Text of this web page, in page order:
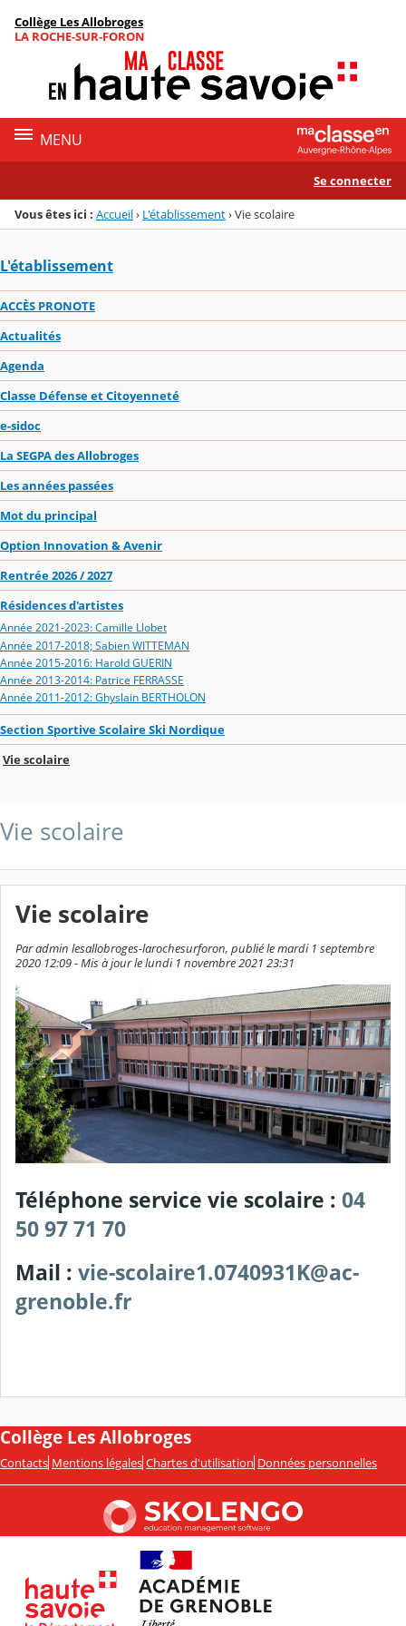
Menu de la rubrique
Contenu
Collège Les Allobroges
LA ROCHE-SUR-FORON
MENU
Se connecter
Vous êtes ici : Accueil› L'établissement›Vie scolaire
L'établissement
ACCÈS PRONOTE
Actualités
Agenda
Classe Défense et Citoyenneté
e-sidoc
La SEGPA des Allobroges
Les années passées
Mot du principal
Option Innovation & Avenir
Rentrée 2026 / 2027
Résidences d'artistes
Année 2021-2023: Camille Llobet
Année 2017-2018; Sabien WITTEMAN
Année 2015-2016: Harold GUERIN
Année 2013-2014: Patrice FERRASSE
Année 2011-2012: Ghyslain BERTHOLON
Section Sportive Scolaire Ski Nordique
Vie scolaire
Vie scolaire
Vie scolaire
Par admin lesallobroges-larochesurforon, publié le mardi 1 septembre
2020 12:09 - Mis à jour le lundi 1 novembre 2021 23:31
Téléphone service vie scolaire : 04
50 97 71 70
Mail : vie-scolaire1.0740931K@ac-
grenoble.fr
Collège Les Allobroges
Contacts Mentions légales Chartes d'utilisation Données personnelles